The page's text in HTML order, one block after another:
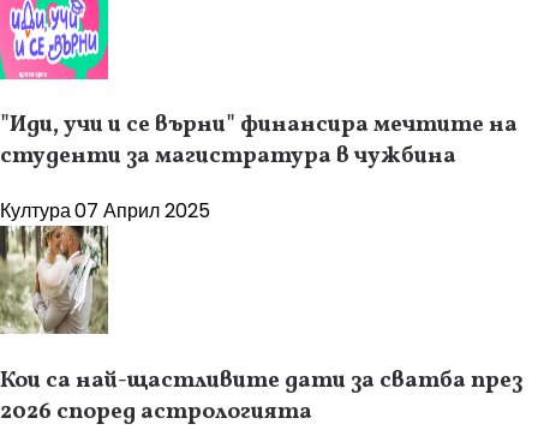
"Иди, учи и се върни" финансира мечтите на
студенти за магистратура в чужбина
Култура07 Април 2025
Кои са най-щастливите дати за сватба през
2026 според астрологията